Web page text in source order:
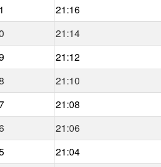
21:16
21:14
21:12
21:10
21:08
21:06
21:04